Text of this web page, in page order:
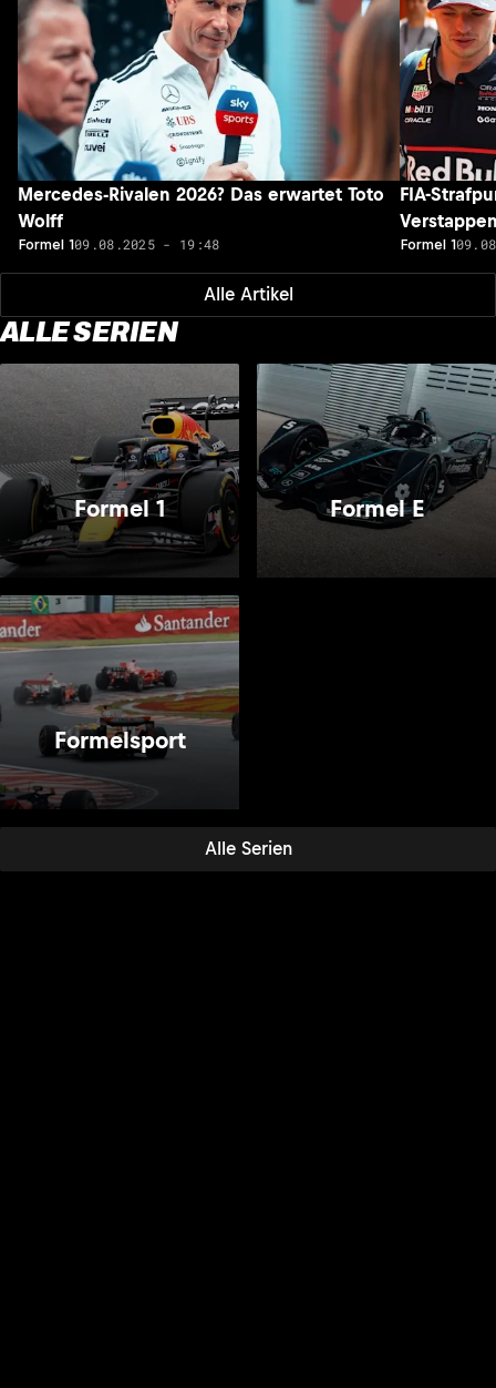
Alle Artikel
Mercedes-Rivalen 2026? Das erwartet Toto
Wolff
Formel 109.08.2025 - 19:48
FIA-
Formel 1
ALLE SERIEN
Alle Serien
Formel 1 Formel E
Formelsport